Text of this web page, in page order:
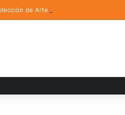
de Arte UDLAP fortalece su